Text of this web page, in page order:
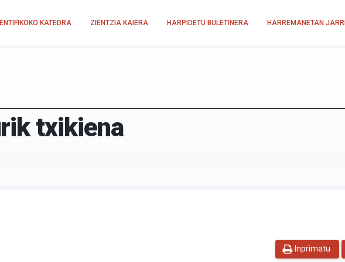
KATEDRA ZIENTZIA KAIERA HARPIDETU BULETINERA HARREMANETAN JARRI
txikiena
Inprimatu